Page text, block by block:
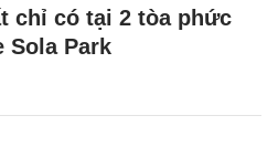
chỉ có tại 2 tòa phức
Sola Park